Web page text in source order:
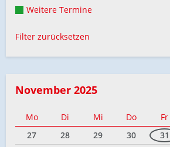
Weitere Termine
Filter zurücksetzen
November 2025
Mo Di Mi Do Fr
27
28 29 30 31